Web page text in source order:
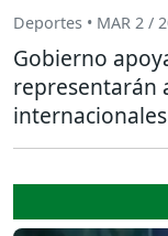
Deportes • MAR 2 /
Gobierno
representarán
internacionales